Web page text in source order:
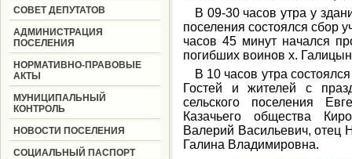
СОВЕТ ДЕПУТАТОВ
АДМИНИСТРАЦИЯ
ПОСЕЛЕНИЯ
НОРМАТИВНО-ПРАВОВЫЕ
АКТЫ
МУНИЦИПАЛЬНЫЙ
КОНТРОЛЬ
НОВОСТИ ПОСЕЛЕНИЯ
СОЦИАЛЬНЫЙ ПАСПОРТ
В 09-30 часов утра у
поселения состоялся сбор
часов 45 минут начался
погибших воинов х.
В 10 часов утра
Гостей и жителей с
сельского поселения
Казачьего общества
Валерий Васильевич,
Галина Владимировна.